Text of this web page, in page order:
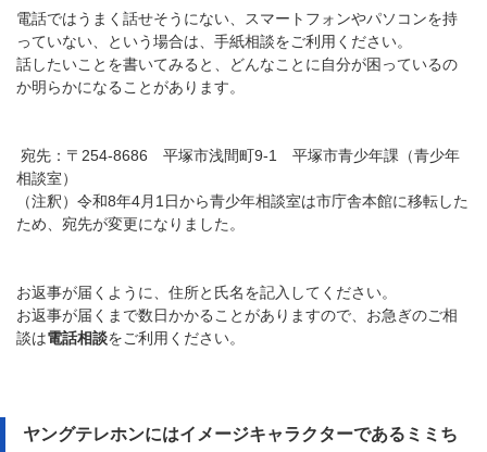
電話ではうまく話せそうにない、スマートフォンやパソコンを持
っていない、という場合は、手紙相談をご利用ください。
話したいことを書いてみると、どんなことに自分が困っているの
か明らかになることがあります。
宛先：〒254-8686 平塚市浅間町9-1 平塚市青少年課（青少年
相談室）
（注釈）令和8年4月1日から青少年相談室は市庁舎本館に移転した
ため、宛先が変更になりました。
お返事が届くように、住所と氏名を記入してください。
お返事が届くまで数日かかることがありますので、お急ぎのご相
談は電話相談をご利用ください。
ヤングテレホンにはイメージキャラクターであるミミち